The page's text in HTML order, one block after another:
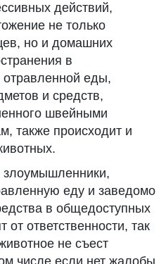
действий,
не только
но и домашних
в
еды,
и средств,
швейными
также происходит и
злоумышленники,
еду и заведомо
в общедоступных
от ответственности, так
не съест
числе если нет жалобы